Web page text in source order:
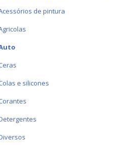
acessórios de pintura
agricolas
auto
ceras
colas e silicones
corantes
detergentes
diversos